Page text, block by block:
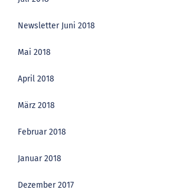
Newsletter Juni 2018
Mai 2018
April 2018
März 2018
Februar 2018
Januar 2018
Dezember 2017